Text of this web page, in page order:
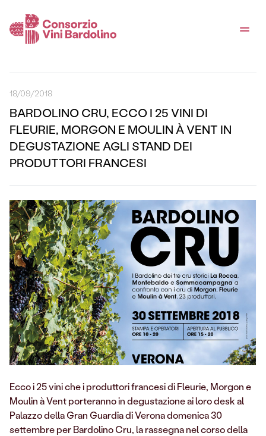
18/09/2018
BARDOLINO CRU, ECCO I 25 VINI DI
FLEURIE, MORGON E MOULIN À VENT IN
DEGUSTAZIONE AGLI STAND DEI
PRODUTTORI FRANCESI
Ecco i 25 vini che i produttori francesi di Fleurie, Morgon e
Moulin à Vent porteranno in degustazione ai loro desk al
Palazzo della Gran Guardia di Verona domenica 30
settembre per Bardolino Cru, la rassegna nel corso della